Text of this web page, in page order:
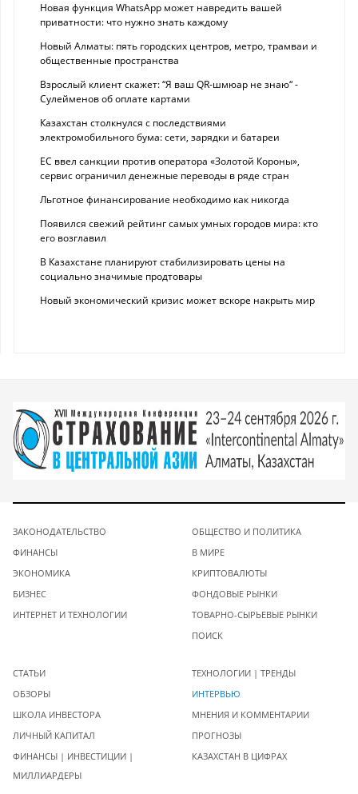
Новая функция WhatsApp может навредить вашей
приватности: что нужно знать каждому
Новый Алматы: пять городских центров, метро, трамваи и
общественные пространства
Взрослый клиент скажет: “Я ваш QR-шмюар не знаю“ -
Сулейменов об оплате картами
Казахстан столкнулся с последствиями
электромобильного бума: сети, зарядки и батареи
ЕС ввел санкции против оператора «Золотой Короны»,
сервис ограничил денежные переводы в ряде стран
Льготное финансирование необходимо как никогда
Появился свежий рейтинг самых умных городов мира: кто
его возглавил
В Казахстане планируют стабилизировать цены на
социально значимые продтовары
Новый экономический кризис может вскоре накрыть мир
ЗАКОНОДАТЕЛЬСТВО
ФИНАНСЫ
ЭКОНОМИКА
БИЗНЕС
ИНТЕРНЕТ И ТЕХНОЛОГИИ
ОБЩЕСТВО И ПОЛИТИКА
В МИРЕ
КРИПТОВАЛЮТЫ
ФОНДОВЫЕ РЫНКИ
ТОВАРНО-СЫРЬЕВЫЕ РЫНКИ
ПОИСК
СТАТЬИ
ОБЗОРЫ
ШКОЛА ИНВЕСТОРА
ЛИЧНЫЙ КАПИТАЛ
ФИНАНСЫ | ИНВЕСТИЦИИ |
МИЛЛИАРДЕРЫ
ТЕХНОЛОГИИ | ТРЕНДЫ
ИНТЕРВЬЮ
МНЕНИЯ И КОММЕНТАРИИ
ПРОГНОЗЫ
КАЗАХСТАН В ЦИФРАХ